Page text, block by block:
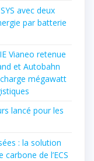
avec deux
par batterie
Vianeo retenue
et Autobahn
mégawatt
lancé pour les
: la solution
de l’ECS